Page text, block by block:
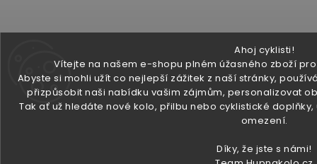
Ahoj cyklisti!
Vítejte na našem e-shopu plném úžasného zboží
Abyste si mohli užít co nejlepší zážitek z naší stránky,
přizpůsobit naši nabídku vašim zájmům, personalizovat
Tak ať už hledáte nové kolo, přilbu nebo cyklistické
omezení.
Díky, že jste s námi!